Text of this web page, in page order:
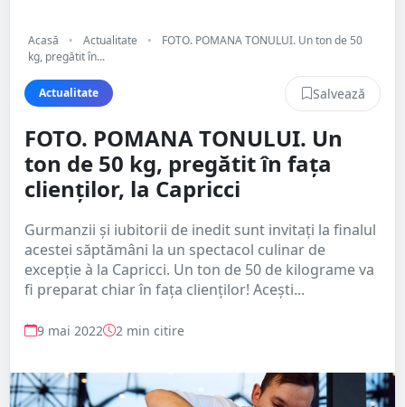
Acasă • Actualitate •
FOTO. POMANA TONULUI. Un ton de 50
kg, pregătit în...
Actualitate Salvează
FOTO. POMANA TONULUI. Un
ton de 50 kg, pregătit în fața
clienților, la Capricci
Gurmanzii și iubitorii de inedit sunt invitați la finalul
acestei săptămâni la un spectacol culinar de
excepție à la Capricci. Un ton de 50 de kilograme va
fi preparat chiar în fața clienților! Acești...
9 mai 2022 2 min citire